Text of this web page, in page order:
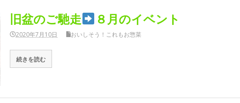
旧盆のご馳走 ８月のイベント
2020年7月10日 おいしそう！これもお惣菜
続きを読む